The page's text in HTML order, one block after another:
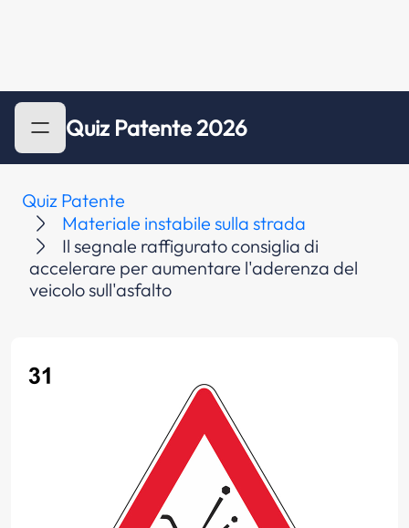
Quiz Patente 2026
Quiz Patente
Materiale instabile sulla strada
Il segnale raffigurato consiglia di
accelerare per aumentare l'aderenza del
veicolo sull'asfalto